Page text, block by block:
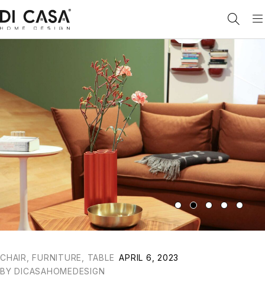
CHAIR ,FURNITURE TABLE APRIL 6, 2023
BY DICASAHOMEDESIGN